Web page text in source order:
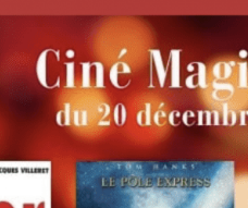
LIENS
Ces liens commerciaux sont
les offres et l'achat de